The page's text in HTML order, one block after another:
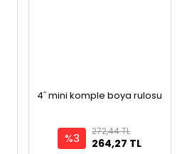
4˝ mini komple boya rulosu
%3 264,27 TL
272,44 TL